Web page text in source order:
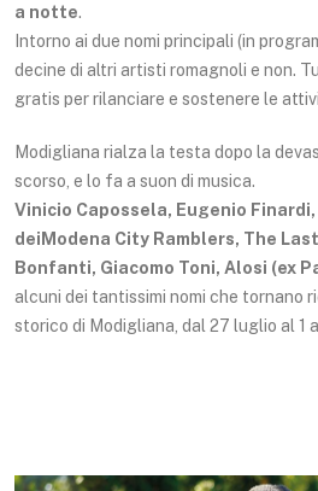
a notte.
Intorno ai due nomi principali (in
decine di altri artisti romagnoli e non.
gratis per rilanciare e sostenere le
Modigliana rialza la testa dopo la
scorso, e lo fa a suon di musica.
Vinicio Capossela, Eugenio
deiModena City Ramblers, The
Bonfanti, Giacomo Toni, Alosi (ex
alcuni dei tantissimi nomi che tornano
storico di Modigliana, dal 27 luglio al 1